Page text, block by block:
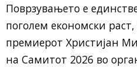
Поврзувањето е
поголем економски
премиерот Христијан
на Самитот 2026 во